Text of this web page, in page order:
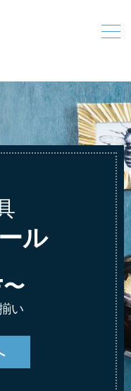
ル
〜
い